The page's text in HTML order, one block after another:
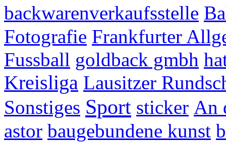
backwarenverkaufsstelle
Fotografie Frankfurter
Fussball goldback gmbh
Kreisliga Lausitzer
Sonstiges Sport sticker An
astor baugebundene kunst